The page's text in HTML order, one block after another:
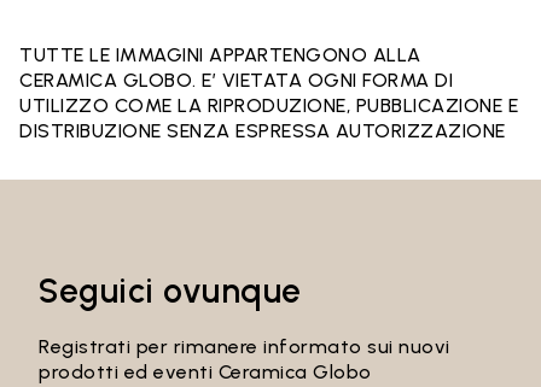
TUTTE LE IMMAGINI APPARTENGONO ALLA
CERAMICA GLOBO. E’ VIETATA OGNI FORMA DI
UTILIZZO COME LA RIPRODUZIONE, PUBBLICAZIONE E
DISTRIBUZIONE SENZA ESPRESSA AUTORIZZAZIONE
Seguici ovunque
Registrati per rimanere informato sui nuovi
prodotti ed eventi Ceramica Globo